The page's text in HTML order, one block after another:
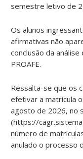
semestre letivo de
Os alunos
afirmativas não
conclusão da
PROAFE.
Ressalta-se que os
efetivar a matrícula
agosto de 2026, no
(https://
número de
anulado o processo